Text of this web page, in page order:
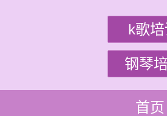
k歌培
钢琴培
首页